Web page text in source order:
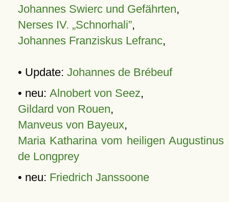
Johannes Swierc und Gefährten,
Nerses IV. „Schnorhali”,
Johannes Franziskus Lefranc,
• Update: Johannes de Brébeuf
• neu: Alnobert von Seez,
Gildard von Rouen,
Manveus von Bayeux,
Maria Katharina vom heiligen Augustinus
de Longprey
• neu: Friedrich Janssoone